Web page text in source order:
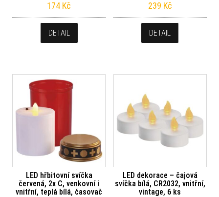
174 Kč
DETAIL
239 Kč
DETAIL
LED hřbitovní svíčka
červená, 2x C, venkovní i
vnitřní, teplá bílá, časovač
LED dekorace – čajová
svíčka bílá, CR2032, vnitřní,
vintage, 6 ks